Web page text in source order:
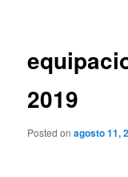
2019
Posted onagosto 11,